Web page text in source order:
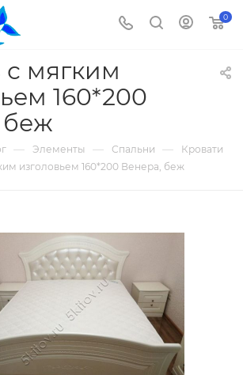
0
с мягким
160*200
беж
— Элементы — Спальни — Кровати
изголовьем 160*200 Венера, беж